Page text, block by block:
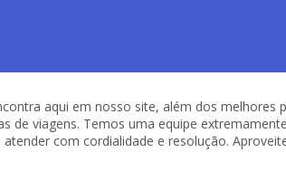
aqui em nosso site, além dos melhores
de viagens. Temos uma equipe extremamente
com cordialidade e resolução.